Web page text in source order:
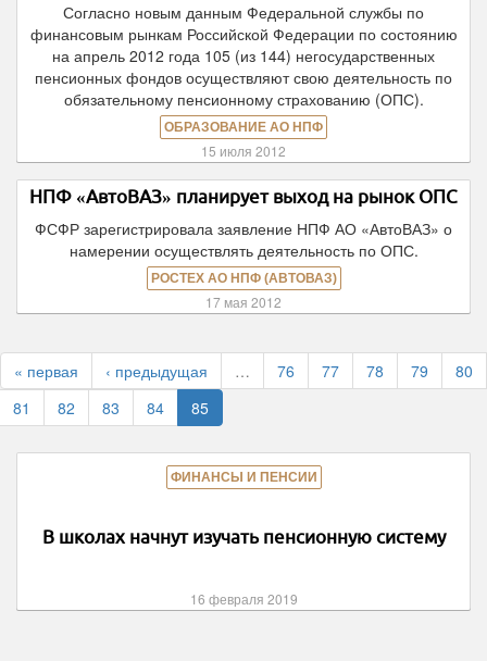
Согласно новым данным Федеральной службы по
финансовым рынкам Российской Федерации по состоянию
на апрель 2012 года 105 (из 144) негосударственных
пенсионных фондов осуществляют свою деятельность по
обязательному пенсионному страхованию (ОПС).
ОБРАЗОВАНИЕ АО НПФ
15 июля 2012
НПФ «АвтоВАЗ» планирует выход на рынок ОПС
ФСФР зарегистрировала заявление НПФ АО «АвтоВАЗ» о
намерении осуществлять деятельность по ОПС.
РОСТЕХ АО НПФ (АВТОВАЗ)
17 мая 2012
« первая ‹ предыдущая … 76 77 78 79
80
81
82 83 84 85
ФИНАНСЫ И ПЕНСИИ
В школах начнут изучать пенсионную систему
16 февраля 2019